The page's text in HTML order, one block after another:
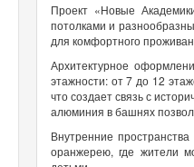
Проект «Новые
потолками и
для комфортного
Архитектурное
этажности: от 7 до 12
что создает связь с
алюминия в башнях
Внутренние
оранжерею, где жители